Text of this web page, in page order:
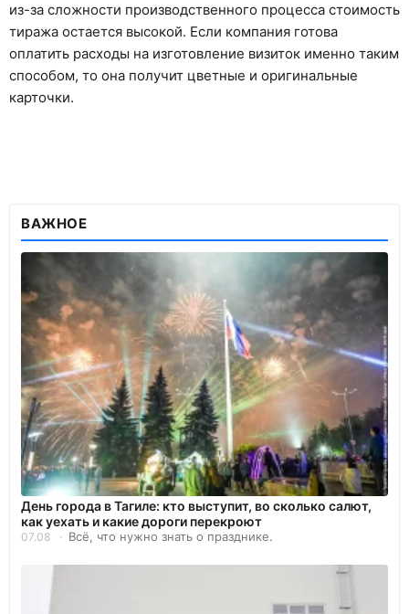
из-за сложности производственного процесса стоимость
тиража остается высокой. Если компания готова
оплатить расходы на изготовление визиток именно таким
способом, то она получит цветные и оригинальные
карточки.
ВАЖНОЕ
День города в Тагиле: кто выступит, во сколько салют,
как уехать и какие дороги перекроют
07.08 Всё, что нужно знать о празднике.